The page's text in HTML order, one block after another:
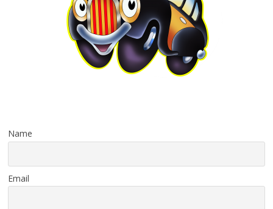
Name
Email